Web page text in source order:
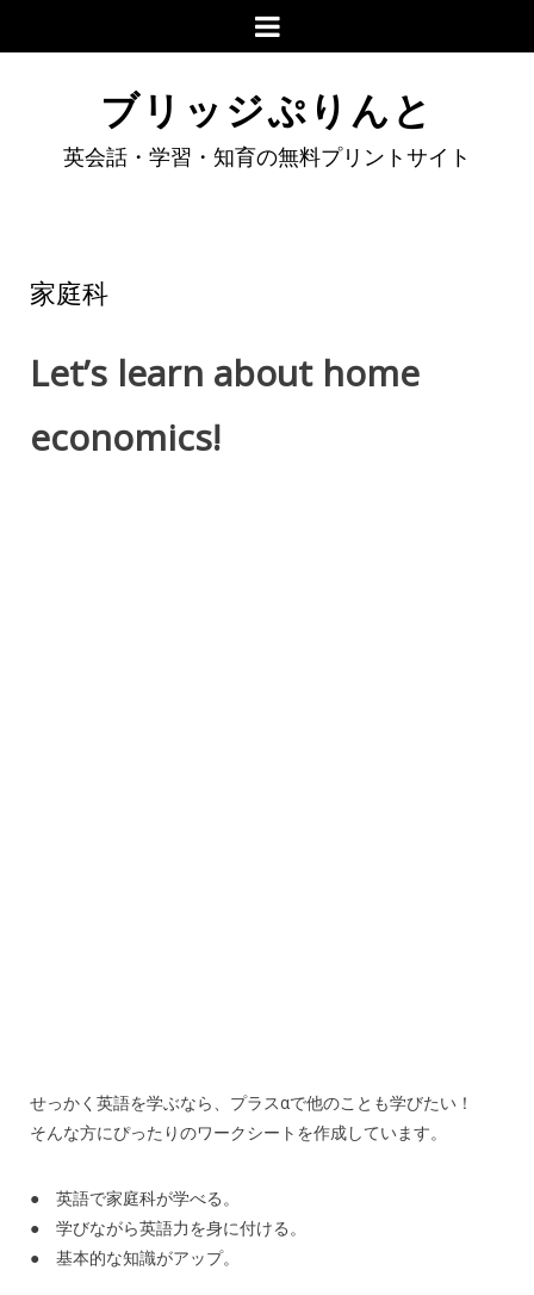
ブリッジぷりんと
英会話・学習・知育の無料プリントサイト
家庭科
Let’s learn about home
economics!
せっかく英語を学ぶなら、プラスαで他のことも学びたい！
そんな方にぴったりのワークシートを作成しています。
● 英語で家庭科が学べる。
● 学びながら英語力を身に付ける。
● 基本的な知識がアップ。